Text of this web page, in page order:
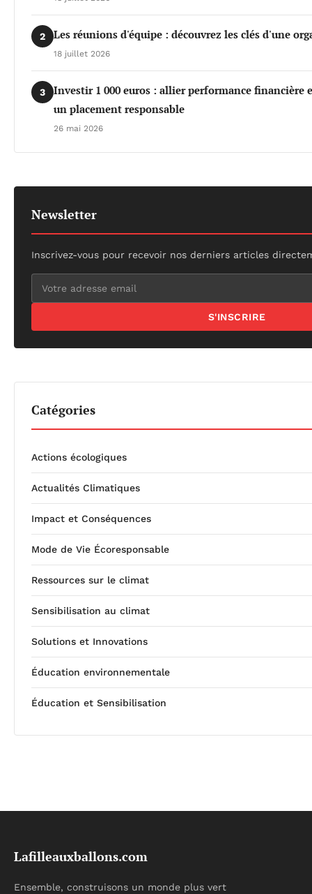
2 Les réunions d'équipe : découvrez les clés d'une
18 juillet 2026
3
Investir 1 000 euros : allier performance financière
un placement responsable
26 mai 2026
Newsletter
Inscrivez-vous pour recevoir nos derniers articles
S'INSCRIRE
Catégories
Actions écologiques
Actualités Climatiques
Impact et Conséquences
Mode de Vie Écoresponsable
Ressources sur le climat
Sensibilisation au climat
Solutions et Innovations
Éducation environnementale
Éducation et Sensibilisation
Lafilleauxballons.com
Ensemble, construisons un monde plus vert